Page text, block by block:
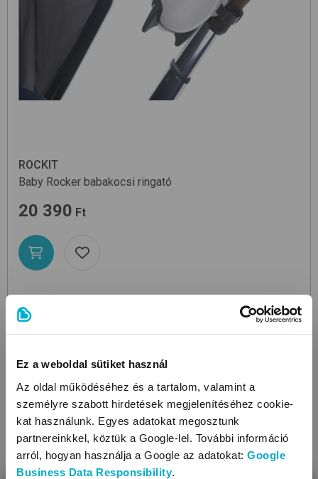
Ez a weboldal sütiket használ
Az oldal működéséhez és a tartalom, valamint a
személyre szabott hirdetések megjelenítéséhez cookie-
kat használunk. Egyes adatokat megosztunk
partnereinkkel, köztük a Google-lel. További információ
arról, hogyan használja a Google az adatokat: Google
Business Data Responsibility.
ROCKIT
Baby Rocker babakocsi ringató
20 390 Ft